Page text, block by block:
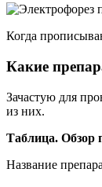
Когда
Какие
Зачастую для
из них.
Таблица. Обзор
Название